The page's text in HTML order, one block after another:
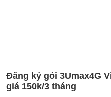
Đăng ký gói 3Umax4G
giá 150k/3 tháng